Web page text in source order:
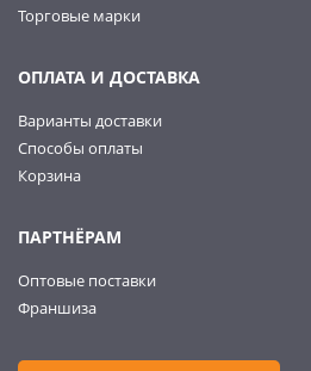
Торговые марки
ОПЛАТА И ДОСТАВКА
Варианты доставки
Способы оплаты
Корзина
ПАРТНЁРАМ
Оптовые поставки
Франшиза